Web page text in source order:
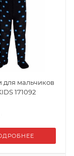
для мальчиков
171092